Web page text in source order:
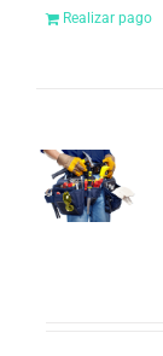
Realizar pago